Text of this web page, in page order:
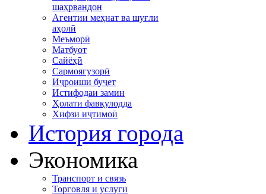
шаҳрвандон
Агентии меҳнат ва шуғли
аҳолӣ
Меъморӣ
Матбуот
Сайёҳӣ
Сармоягузорӣ
Иҷроиши буҷет
Истифодаи замин
Ҳолати фавқулодда
Хифзи иҷтимоӣ
История города
Экономика
Транспорт и связь
Торговля и услуги